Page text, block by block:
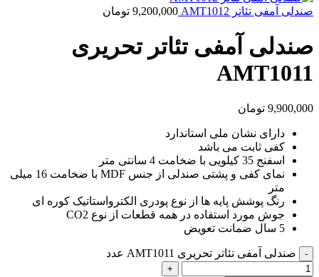
صندلی آمفی تئاتر AMT1012 9,200,000 تومان
صندلی آمفی تئاتر تحریری
AMT1011
9,900,000 تومان
دارای نشان ملی استاندارد
کفی ثابت می باشد
اسفنج 35 کیلویی با ضخامت 4 سانتی متر
نمای کفی و پشتی صندلی از جنس MDF با ضخامت 16 میلی
متر
رنگ پوشش پایه ها از نوع پودری الکترواستاتیک کوره ای
جوش مورد استفاده در همه قطعات از نوع CO2
5 سال ضمانت تعویض
- صندلی آمفی تئاتر تحریری AMT1011 عدد
+